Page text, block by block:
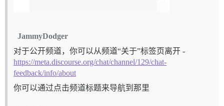
JammyDodger
对于公开频道，你可以从频道“关于”标签页离开 -
https://meta.discourse.org/chat/channel/129/chat-
feedback/info/about
你可以通过点击频道标题来导航到那里